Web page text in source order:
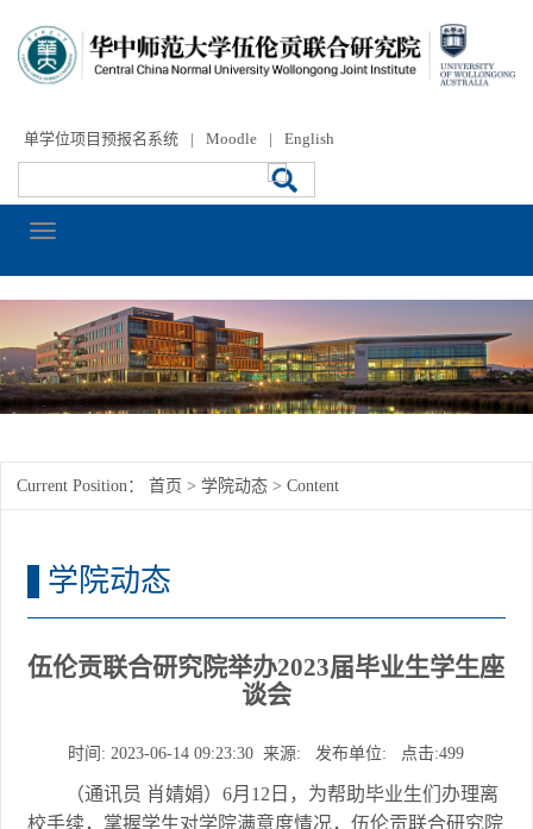
单学位项目预报名系统 | Moodle | English
Current Position：首页 >学院动态 > Content
学院动态
伍伦贡联合研究院举办2023届毕业生学生座
谈会
时间: 2023-06-14 09:23:30 来源: 发布单位: 点击:499
（通讯员 肖婧娟）6月12日，为帮助毕业生们办理离
校手续，掌握学生对学院满意度情况，伍伦贡联合研究院